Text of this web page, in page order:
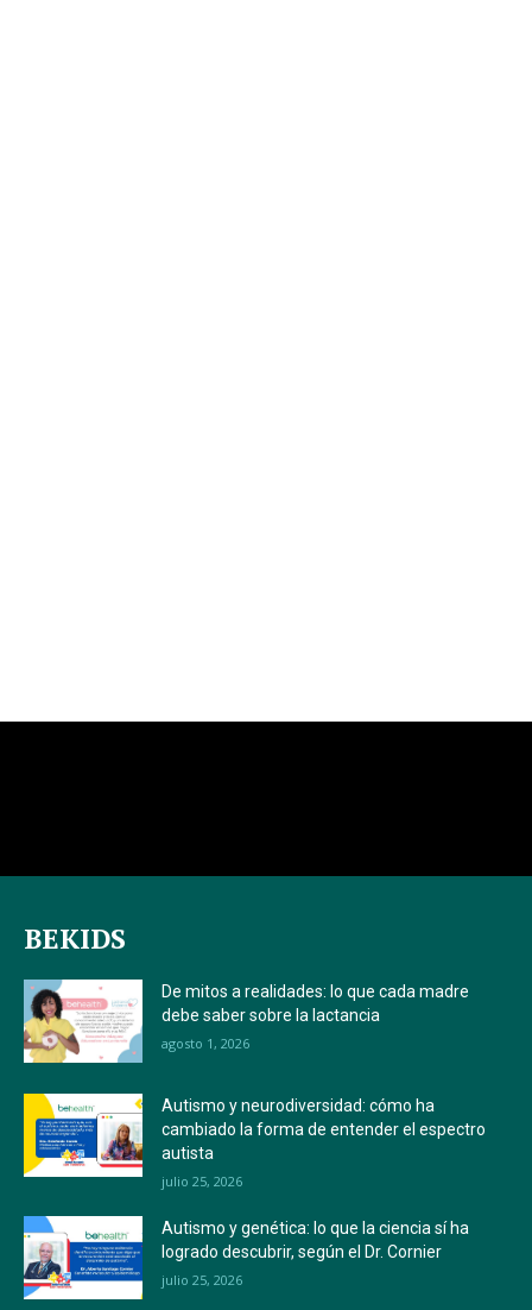
BEKIDS
De mitos a realidades: lo que cada madre
debe saber sobre la lactancia
agosto 1, 2026
Autismo y neurodiversidad: cómo ha
cambiado la forma de entender el espectro
autista
julio 25, 2026
Autismo y genética: lo que la ciencia sí ha
logrado descubrir, según el Dr. Cornier
julio 25, 2026